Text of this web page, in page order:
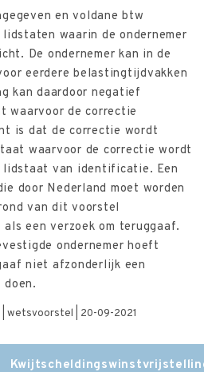
en voldane btw
waarin de ondernemer
De ondernemer kan in de
eerdere belastingtijdvakken
kan daardoor negatief
waarvoor de correctie
is dat de correctie wordt
waarvoor de correctie wordt
lidstaat van identificatie. Een
door Nederland moet worden
van dit voorstel
een verzoek om teruggaaf.
ondernemer hoeft
niet afzonderlijk een
| wetsvoorstel | 20-09-2021